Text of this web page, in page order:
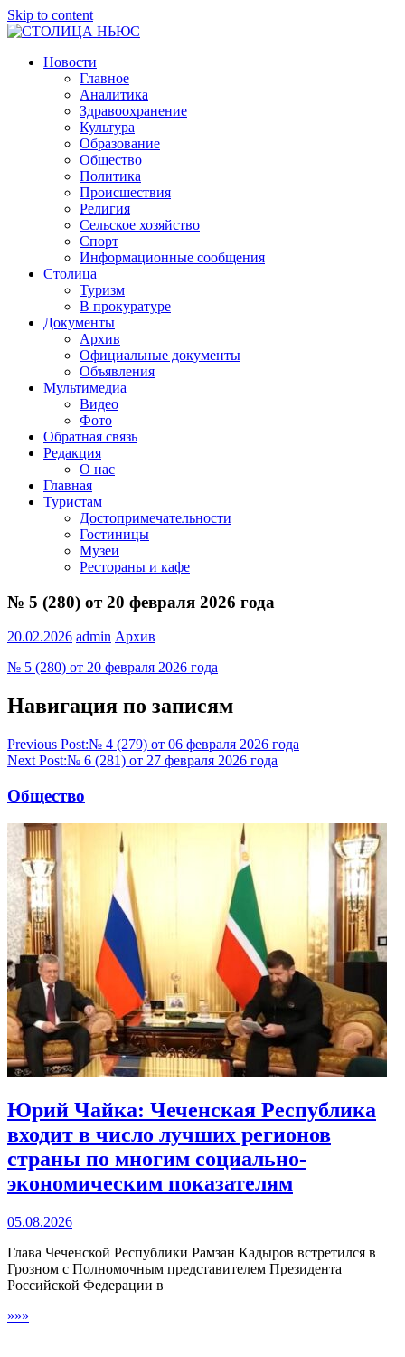
Skip to content
СТОЛИЦА
ГРОЗНЕНСКАЯ
ГОРОДСКАЯ
ОБЩЕСТВЕННО-
ПОЛИТИЧЕСКАЯ
Новости
Главное
Аналитика
Здравоохранение
Культура
Образование
Общество
Политика
Происшествия
Религия
Сельское хозяйство
Спорт
Информационные сообщения
Столица
Туризм
В прокуратуре
Документы
Архив
Официальные документы
Объявления
Мультимедиа
Видео
Фото
Обратная связь
Редакция
О нас
Главная
Туристам
Достопримечательности
Гостиницы
Музеи
Рестораны и кафе
№ 5 (280) от 20 февраля 2026 года
20.02.2026 admin Архив
№ 5 (280) от 20 февраля 2026 года
Навигация по записям
Previous Post:№ 4 (279) от 06 февраля 2026 года
Next Post:№ 6 (281) от 27 февраля 2026 года
Общество
Юрий Чайка: Чеченская Республика
входит в число лучших регионов
страны по многим социально-
экономическим показателям
05.08.2026
Глава Чеченской Республики Рамзан Кадыров встретился в
Грозном с Полномочным представителем Президента
Российской Федерации в
»»»